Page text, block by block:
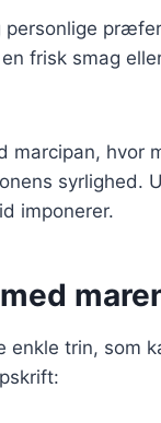
frisk smag
hvor
syrlighed.
imponerer.
trin, som